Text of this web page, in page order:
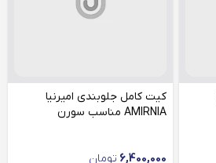
کیت کامل جلوبندی امیرنیا
AMIRNIA مناسب سورن
6,400,000 تومان